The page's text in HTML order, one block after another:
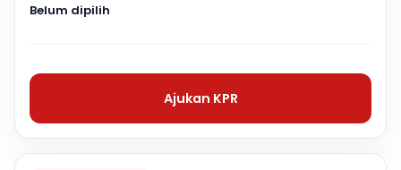
Belum dipilih
Ajukan KPR